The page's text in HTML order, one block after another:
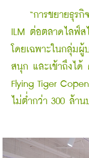
“การขยายธุรกิจ
ILM ต่อตลาดไลฟ์
โดยเฉพาะในกลุ่มผู้
สนุก และเข้าถึงได้
Flying Tiger
ไม่ต่ำกว่า 300 ล้าน